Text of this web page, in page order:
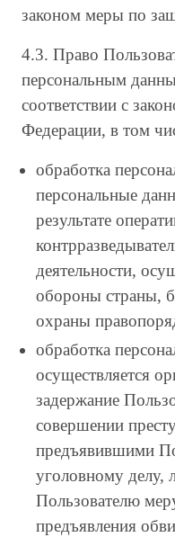
законом меры по
4.3. Право
персональным
соответствии с
Федерации, в том
обработка
персональные
результате
деятельности,
обороны страны,
охраны
обработка
осуществляется
задержание
совершении
предъявившими
уголовному
Пользователю
предъявления